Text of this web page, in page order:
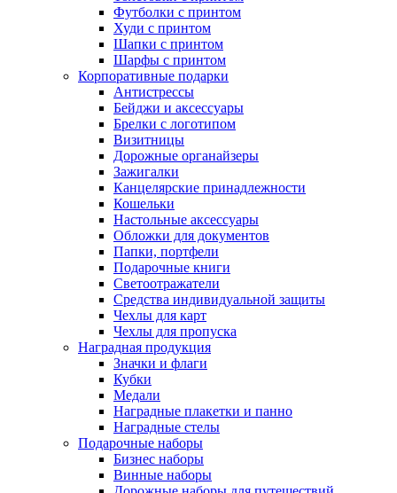
Футболки с принтом
Худи с принтом
Шапки с принтом
Шарфы с принтом
Корпоративные подарки
Антистрессы
Бейджи и аксессуары
Брелки с логотипом
Визитницы
Дорожные органайзеры
Зажигалки
Канцелярские принадлежности
Кошельки
Настольные аксессуары
Обложки для документов
Папки, портфели
Подарочные книги
Светоотражатели
Средства индивидуальной защиты
Чехлы для карт
Чехлы для пропуска
Наградная продукция
Значки и флаги
Кубки
Медали
Наградные плакетки и панно
Наградные стелы
Подарочные наборы
Бизнес наборы
Винные наборы